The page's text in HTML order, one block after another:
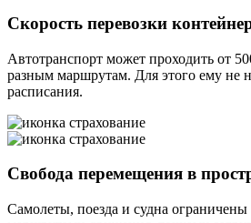
Скорость перевозки
Автотранспорт может проходить от
разным маршрутам. Для этого ему не
расписания.
Свобода перемещения в
Самолеты, поезда и судна